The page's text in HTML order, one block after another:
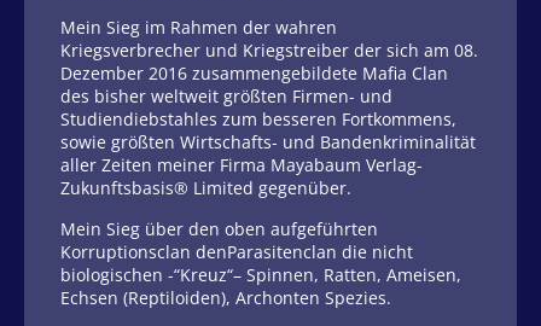
Mein Sieg im Rahmen der wahren
Kriegsverbrecher und Kriegstreiber der sich am 08.
Dezember 2016 zusammengebildete Mafia Clan
des bisher weltweit größten Firmen- und
Studiendiebstahles zum besseren Fortkommens,
sowie größten Wirtschafts- und Bandenkriminalität
aller Zeiten meiner Firma Mayabaum Verlag-
Zukunftsbasis® Limited gegenüber.
Mein Sieg über den oben aufgeführten
Korruptionsclan denParasitenclan die nicht
biologischen -“Kreuz“– Spinnen, Ratten, Ameisen,
Echsen (Reptiloiden), Archonten Spezies.